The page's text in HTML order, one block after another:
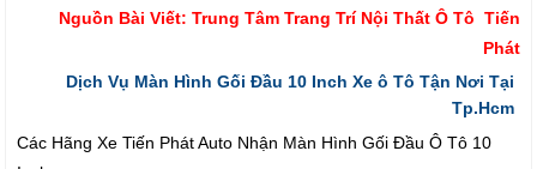
Nguồn Bài Viết: Trung Tâm Trang Trí Nội Thất Ô Tô Tiến
Phát
Dịch Vụ Màn Hình Gối Đầu 10 Inch Xe ô Tô Tận Nơi Tại
Tp.Hcm
Các Hãng Xe Tiến Phát Auto Nhận Màn Hình Gối Đầu Ô Tô 10